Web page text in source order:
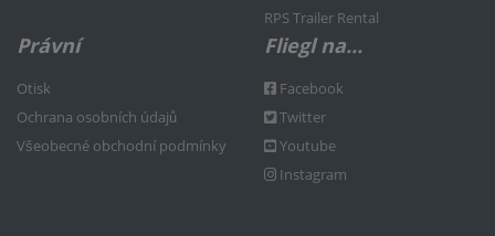
RPS Trailer Rental
Právní
Otisk
Ochrana osobních údajů
Všeobecné obchodní podmínky
Fliegl na...
Facebook
Twitter
Youtube
Instagram